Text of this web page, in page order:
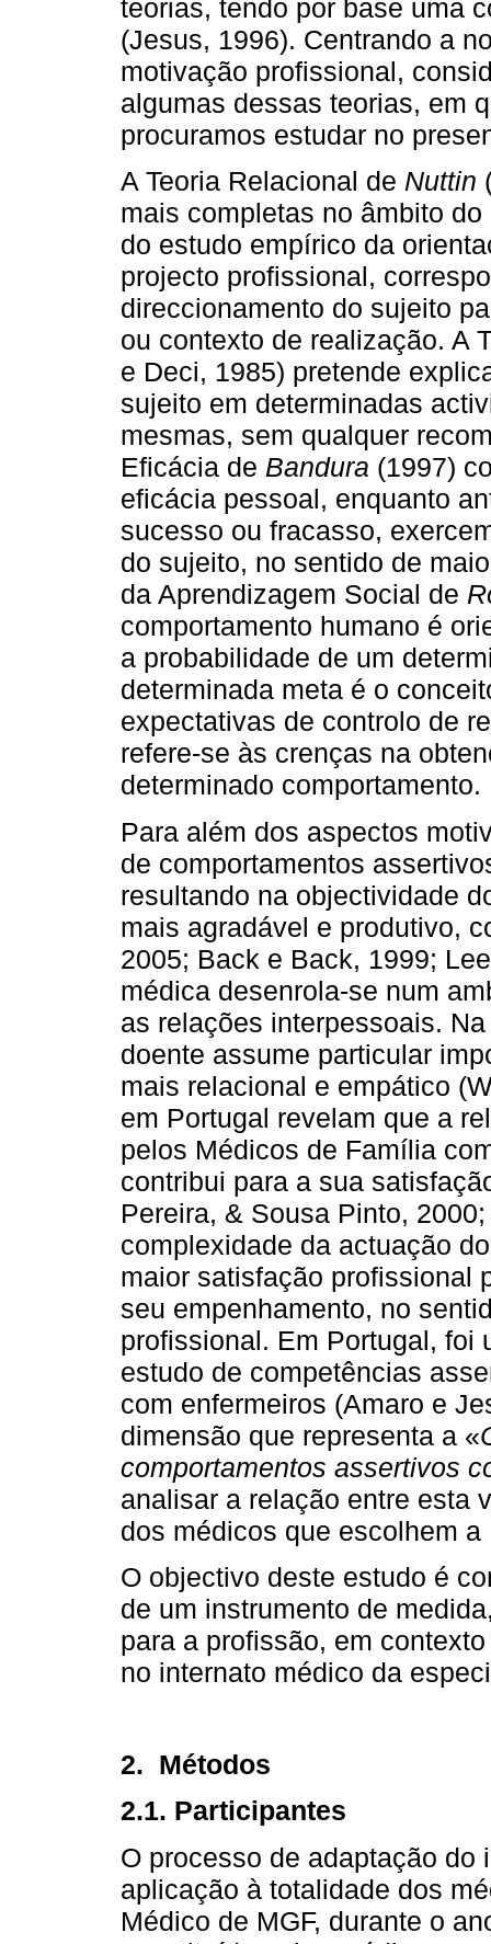
teorias, tendo por base uma
(Jesus, 1996). Centrando a
motivação profissional,
algumas dessas teorias, em
procuramos estudar no
A Teoria Relacional de Nuttin
mais completas no âmbito
do estudo empírico da
projecto profissional,
direccionamento do sujeito
ou contexto de realização. A
e Deci, 1985) pretende
sujeito em determinadas
mesmas, sem qualquer
Eficácia de Bandura (1997)
eficácia pessoal, enquanto
sucesso ou fracasso,
do sujeito, no sentido de
da Aprendizagem Social de
comportamento humano é
a probabilidade de um
determinada meta é o
expectativas de controlo de
refere-se às crenças na
determinado comportamento.
Para além dos aspectos
de comportamentos
resultando na objectividade
mais agradável e produtivo,
2005; Back e Back, 1999;
médica desenrola-se num
as relações interpessoais.
doente assume particular
mais relacional e empático
em Portugal revelam que a
pelos Médicos de Família
contribui para a sua
Pereira, & Sousa Pinto,
complexidade da actuação
maior satisfação profissional
seu empenhamento, no
profissional. Em Portugal, foi
estudo de competências
com enfermeiros (Amaro e
dimensão que representa a «
comportamentos assertivos
analisar a relação entre esta
dos médicos que escolhem
O objectivo deste estudo é
de um instrumento de
para a profissão, em
no internato médico da
2. Métodos
2.1. Participantes
O processo de adaptação do
aplicação à totalidade dos
Médico de MGF, durante o